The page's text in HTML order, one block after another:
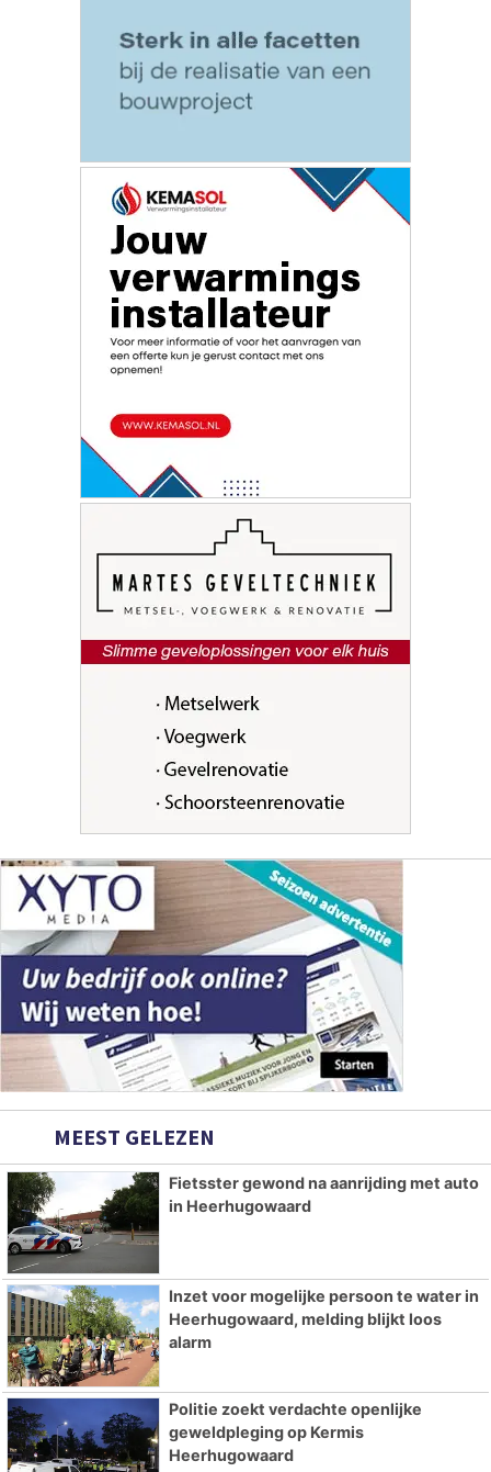
MEEST GELEZEN
Fietsster gewond na aanrijding met auto
in Heerhugowaard
Inzet voor mogelijke persoon te water in
Heerhugowaard, melding blijkt loos
alarm
Politie zoekt verdachte openlijke
geweldpleging op Kermis
Heerhugowaard